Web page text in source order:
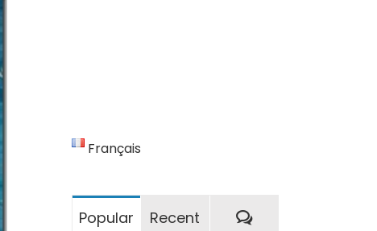
Français
Popular Recent Commentaires